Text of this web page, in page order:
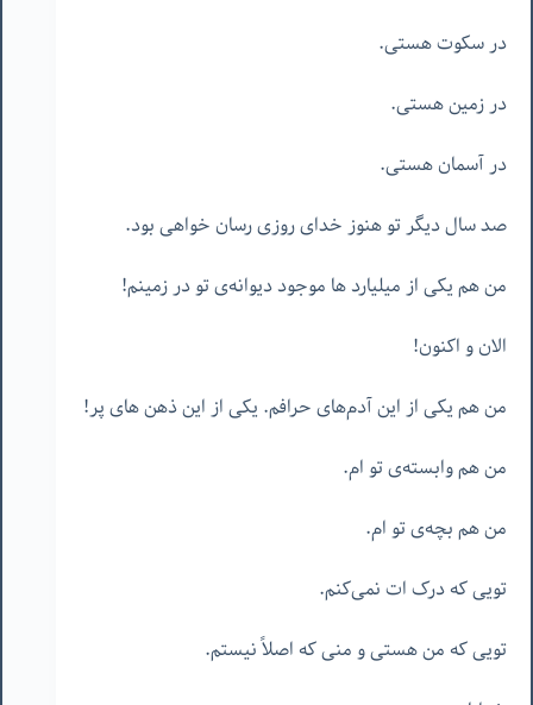
در سکوت هستی.
در زمین هستی.
در آسمان هستی.
صد سال دیگر تو هنوز خدای روزی رسان خواهی بود.
من هم یکی از میلیارد ها موجود دیوانه‌ی تو در زمینم!
الان و اکنون!
من هم یکی از این آدم‌های حرافم. یکی از این ذهن های پر!
من هم وابسته‌ی تو ام.
من هم بچه‌ی تو ام.
تویی که درک ات نمی‌کنم.
تویی که من هستی و منی که اصلاً نیستم.